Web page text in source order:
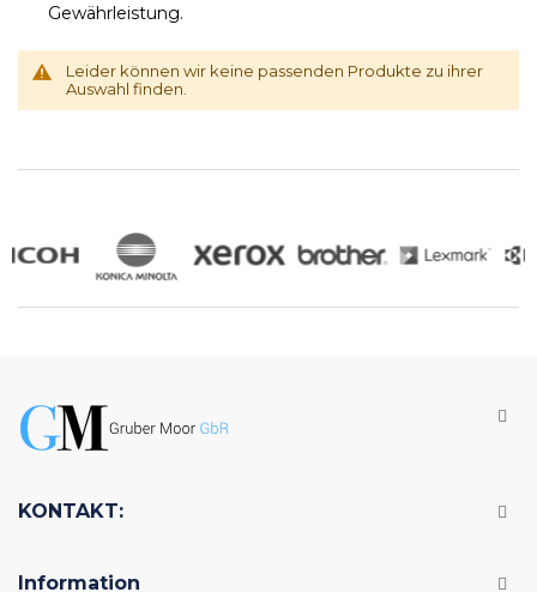
Gewährleistung.
Leider können wir keine passenden Produkte zu ihrer
Auswahl finden.
KONTAKT:
Information